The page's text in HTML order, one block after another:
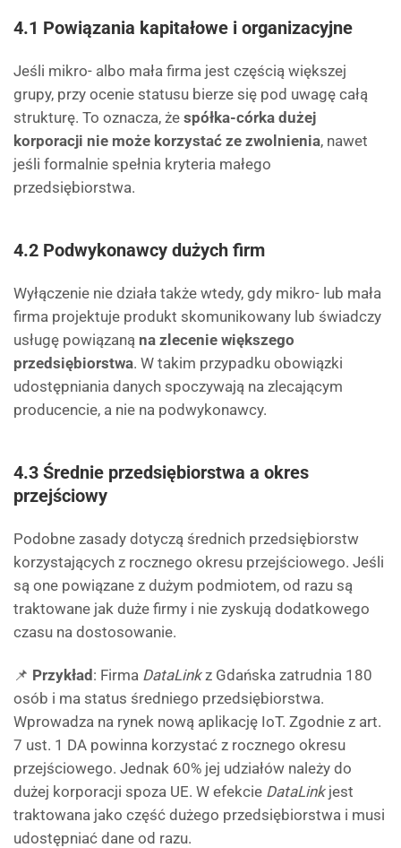
4.1 Powiązania kapitałowe i organizacyjne
Jeśli mikro- albo mała firma jest częścią większej
grupy, przy ocenie statusu bierze się pod uwagę całą
strukturę. To oznacza, że spółka-córka dużej
korporacji nie może korzystać ze zwolnienia, nawet
jeśli formalnie spełnia kryteria małego
przedsiębiorstwa.
4.2 Podwykonawcy dużych firm
Wyłączenie nie działa także wtedy, gdy mikro- lub mała
firma projektuje produkt skomunikowany lub świadczy
usługę powiązaną na zlecenie większego
przedsiębiorstwa. W takim przypadku obowiązki
udostępniania danych spoczywają na zlecającym
producencie, a nie na podwykonawcy.
4.3 Średnie przedsiębiorstwa a okres
przejściowy
Podobne zasady dotyczą średnich przedsiębiorstw
korzystających z rocznego okresu przejściowego. Jeśli
są one powiązane z dużym podmiotem, od razu są
traktowane jak duże firmy i nie zyskują dodatkowego
czasu na dostosowanie.
📌 Przykład : Firma DataLinkz Gdańska zatrudnia 180
osób i ma status średniego przedsiębiorstwa.
Wprowadza na rynek nową aplikację IoT. Zgodnie z art.
7 ust. 1 DA powinna korzystać z rocznego okresu
przejściowego. Jednak 60% jej udziałów należy do
dużej korporacji spoza UE. W efekcie DataLinkjest
traktowana jako część dużego przedsiębiorstwa i musi
udostępniać dane od razu.